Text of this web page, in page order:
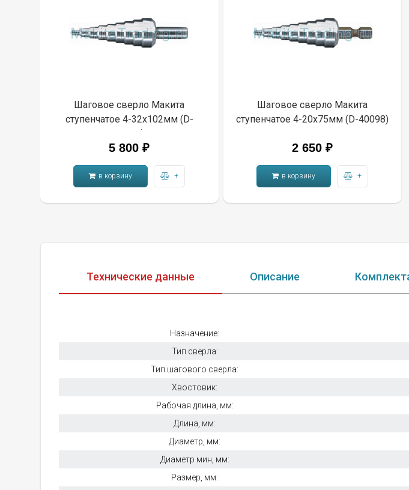
Шаговое сверло Макита
ступенчатое 4-32х102мм (D-
40107)
5 800 ₽
в корзину +
Шаговое сверло Макита
ступенчатое 4-20х75мм (D-40098)
2 650 ₽
в корзину +
Технические данные Описание
Назначение:
Тип сверла:
Тип шагового сверла:
Хвостовик:
Рабочая длина, мм:
Длина, мм:
Диаметр, мм:
Диаметр мин, мм:
Размер, мм: